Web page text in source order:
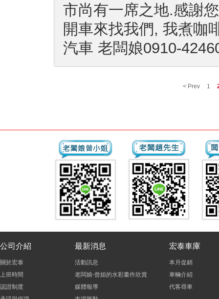
市尚有一席之地.感謝
開車來找我們, 我煮咖
汽車 老闆娘0910-
< Prev 1
公司介紹
關於宏泰
上班時間
認證制度
最新消息
活動訊息
老闆娘-曾姐的水彩畫作欣賞
媒體報導
宏泰車庫
本月促銷
車輛介紹
代客尋車